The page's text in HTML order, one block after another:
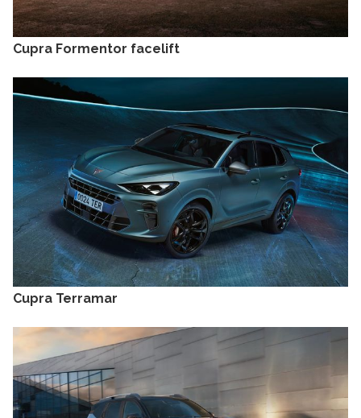
Cupra Formentor facelift
Cupra Terramar